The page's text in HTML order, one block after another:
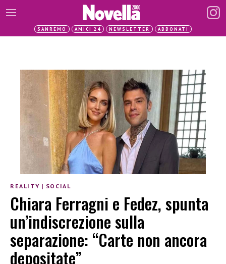
SANREMO AMICI 24 NEWSLETTER ABBONATI
REALITY | SOCIAL
Chiara Ferragni e Fedez, spunta
un’indiscrezione sulla
separazione: “Carte non ancora
depositate”